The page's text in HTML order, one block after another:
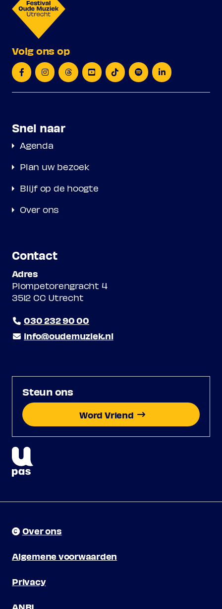
Volg ons op
Snel naar
Agenda
Plan uw bezoek
Blijf op de hoogte
Over ons
Contact
Adres
Plompetorengracht 4
3512 CC Utrecht
030 232 90 00
info@oudemuziek.nl
Steun ons
Word Vriend
Over ons
Algemene voorwaarden
Privacy